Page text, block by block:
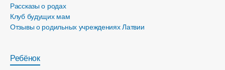
Рассказы о родах
Клуб будущих мам
Отзывы о родильных учреждениях Латвии
Ребёнок